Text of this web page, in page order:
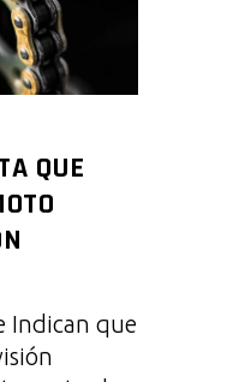
QUE
Indican que